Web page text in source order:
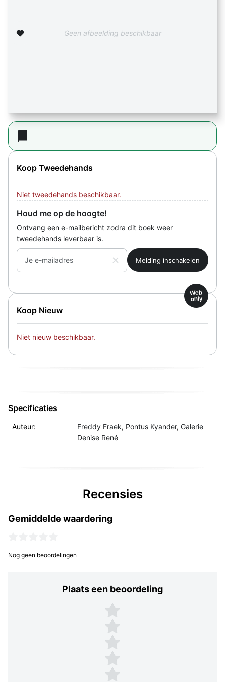
Geen afbeelding beschikbaar
Koop Tweedehands
Niet tweedehands beschikbaar.
Houd me op de hoogte!
Ontvang een e-mailbericht zodra dit boek weer
tweedehands leverbaar is.
Je e-mailadres
Koop Nieuw
Web
only
Niet nieuw beschikbaar.
Specificaties
Auteur: Freddy Fraek, Pontus Kyander, Galerie
Denise René
Recensies
Gemiddelde waardering
Nog geen beoordelingen
Plaats een beoordeling
Plaats een beoordeling
5 sterren
4 sterren
3 sterren
2 sterren
1 ster